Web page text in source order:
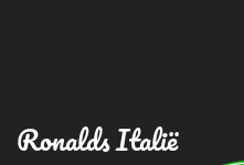
Ronalds Italië